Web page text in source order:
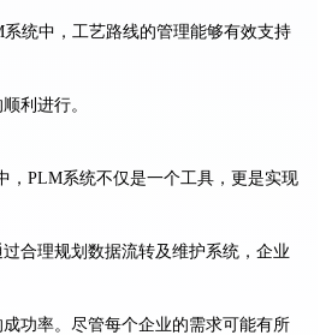
统中，工艺路线的管理能够有效支持
利进行。
，PLM系统不仅是一个工具，更是实现
合理规划数据流转及维护系统，企业
功率。尽管每个企业的需求可能有所